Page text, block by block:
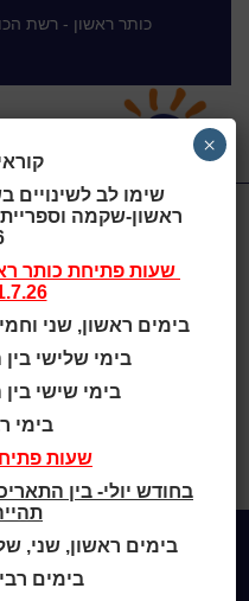
כותר ראשון - רשת
Bibliographys
>
שימו לב לשינויים
ראשון-שקמה וספריית
שעות פתיחת כותר
בימים ראשון, שני וחמישי
בימי שלישי בין השעות
בימי שישי בין
בימי
שעות
בימים ראשון, שני, שלישי
בימים
×